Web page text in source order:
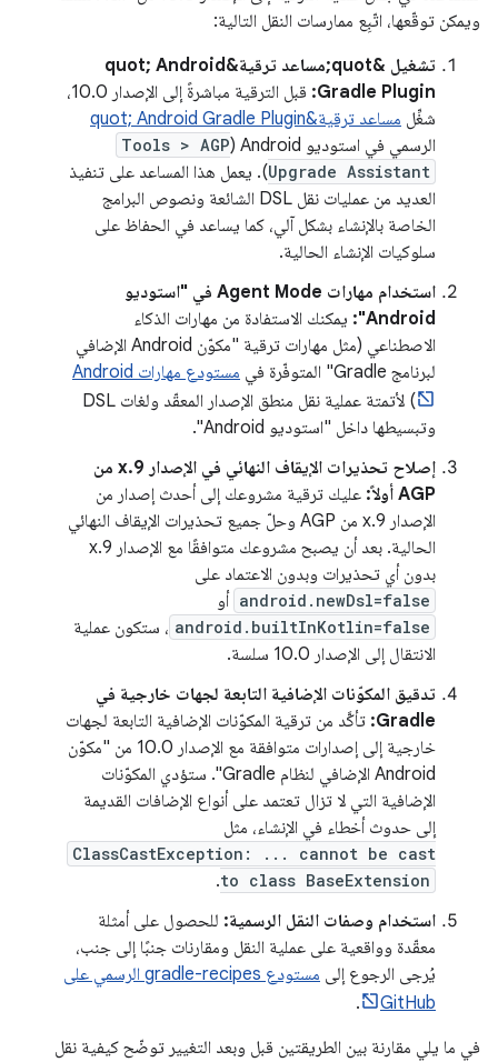
ويمكن توقّعها، اتّبِع ممارسات النقل التالية:
تشغيل &quot;مساعد ترقية&quot; Android
Gradle Plugin:
قبل الترقية مباشرةً إلى الإصدار 10.0،
شغِّل مساعد ترقية&quot; Android Gradle Plugin
الرسمي في استوديو Android (
Tools > AGP
Upgrade Assistant). يعمل هذا المساعد على تنفيذ
العديد من عمليات نقل DSL الشائعة ونصوص البرامج
الخاصة بالإنشاء بشكل آلي، كما يساعد في الحفاظ على
سلوكيات الإنشاء الحالية.
استخدام مهارات Agent Mode في "استوديو
Android":
يمكنك الاستفادة من مهارات الذكاء
الاصطناعي (مثل مهارات ترقية "مكوّن Android الإضافي
لبرنامج Gradle" المتوفّرة في
مستودع مهارات Android
) لأتمتة عملية نقل منطق الإصدار المعقّد ولغات DSL
وتبسيطها داخل "استوديو Android".
إصلاح تحذيرات الإيقاف النهائي في الإصدار 9.x من
AGP أولاً:
عليك ترقية مشروعك إلى أحدث إصدار من
الإصدار 9.x من AGP وحلّ جميع تحذيرات الإيقاف النهائي
الحالية. بعد أن يصبح مشروعك متوافقًا مع الإصدار 9.x
بدون أي تحذيرات وبدون الاعتماد على
android.newDsl=false أو
android.builtInKotlin=false ، ستكون عملية
الانتقال إلى الإصدار 10.0 سلسة.
تدقيق المكوّنات الإضافية التابعة لجهات خارجية في
Gradle: تأكَّد من ترقية المكوّنات الإضافية التابعة لجهات
خارجية إلى إصدارات متوافقة مع الإصدار 10.0 من "مكوّن
Android الإضافي لنظام Gradle". ستؤدي المكوّنات
الإضافية التي لا تزال تعتمد على أنواع الإضافات القديمة
إلى حدوث أخطاء في الإنشاء، مثل
ClassCastException: ... cannot be cast
to class BaseExtension
.
استخدام وصفات النقل الرسمية: للحصول على أمثلة
معقّدة وواقعية على عملية النقل ومقارنات جنبًا إلى جنب،
يُرجى الرجوع إلى
مستودع gradle-recipes الرسمي على
GitHub
.
في ما يلي مقارنة بين الطريقتين قبل وبعد التغيير توضّح كيفية نقل